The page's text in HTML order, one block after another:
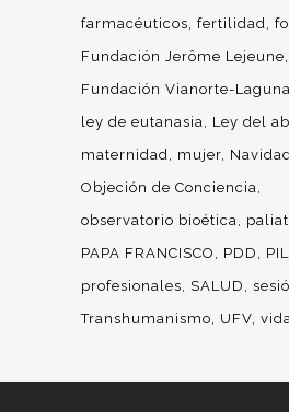
farmacéuticos fertilidad
Fundación Jerôme Lejeune
Fundación Vianorte-Laguna
ley de eutanasia
Ley del
maternidad
mujer
Objeción de Conciencia
observatorio bioética
PAPA FRANCISCO
PDD
profesionales
SALUD
Transhumanismo
UFV